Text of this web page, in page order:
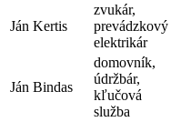
Ján Kertis
zvukár,
prevádzkový
elektrikár
Ján Bindas
domovník,
údržbár,
kľučová
služba